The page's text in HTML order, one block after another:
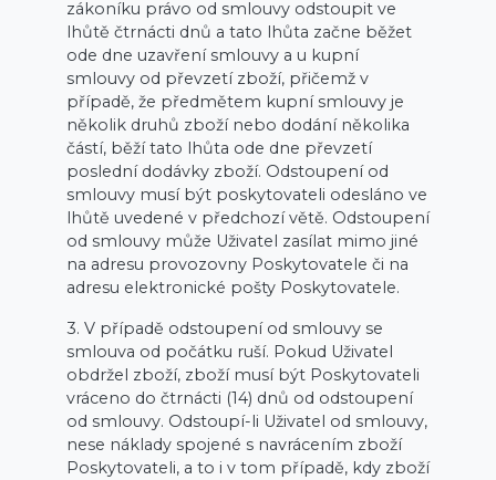
zákoníku právo od smlouvy odstoupit ve
lhůtě čtrnácti dnů a tato lhůta začne běžet
ode dne uzavření smlouvy a u kupní
smlouvy od převzetí zboží, přičemž v
případě, že předmětem kupní smlouvy je
několik druhů zboží nebo dodání několika
částí, běží tato lhůta ode dne převzetí
poslední dodávky zboží. Odstoupení od
smlouvy musí být poskytovateli odesláno ve
lhůtě uvedené v předchozí větě. Odstoupení
od smlouvy může Uživatel zasílat mimo jiné
na adresu provozovny Poskytovatele či na
adresu elektronické pošty Poskytovatele.
3. V případě odstoupení od smlouvy se
smlouva od počátku ruší. Pokud Uživatel
obdržel zboží, zboží musí být Poskytovateli
vráceno do čtrnácti (14) dnů od odstoupení
od smlouvy. Odstoupí-li Uživatel od smlouvy,
nese náklady spojené s navrácením zboží
Poskytovateli, a to i v tom případě, kdy zboží